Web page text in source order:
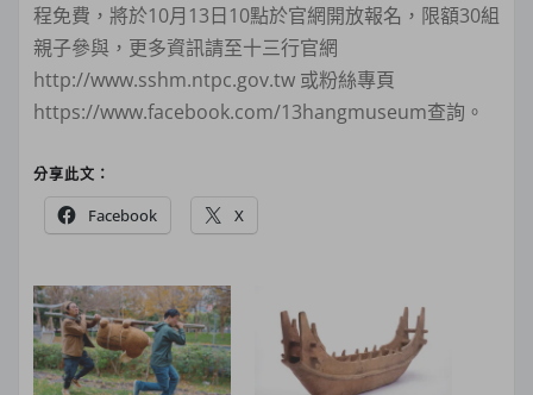
程免費，將於10月13日10點於官網開放報名，限額30組
親子參與，更多資訊請至十三行官網
http://www.sshm.ntpc.gov.tw 或粉絲專頁
https://www.facebook.com/13hangmuseum查詢。
分享此文：
Facebook X